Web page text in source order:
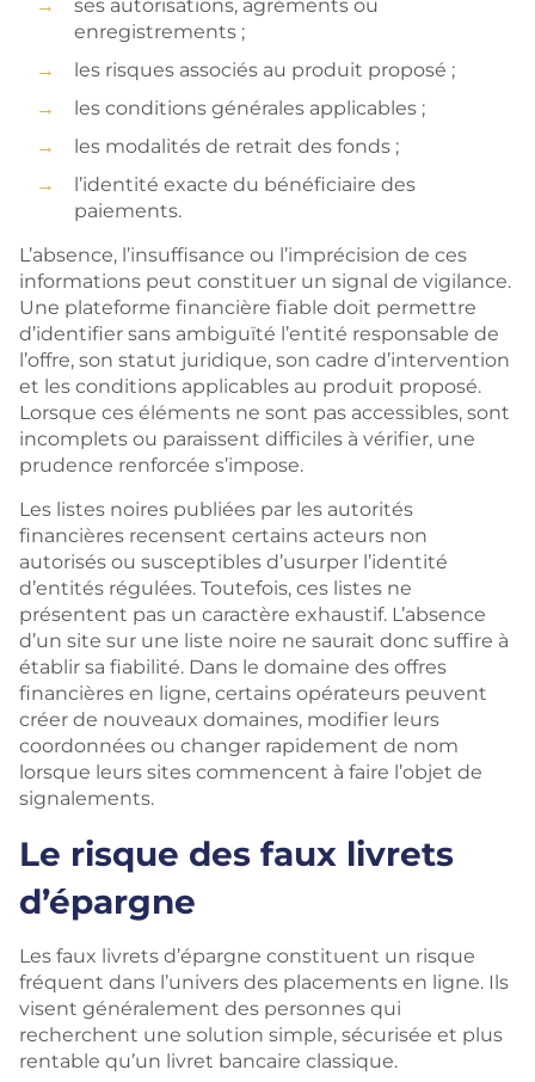
ses autorisations, agréments ou
enregistrements ;
les risques associés au produit proposé ;
les conditions générales applicables ;
les modalités de retrait des fonds ;
l’identité exacte du bénéficiaire des
paiements.
L’absence, l’insuffisance ou l’imprécision de ces
informations peut constituer un signal de vigilance.
Une plateforme financière fiable doit permettre
d’identifier sans ambiguïté l’entité responsable de
l’offre, son statut juridique, son cadre d’intervention
et les conditions applicables au produit proposé.
Lorsque ces éléments ne sont pas accessibles, sont
incomplets ou paraissent difficiles à vérifier, une
prudence renforcée s’impose.
Les listes noires publiées par les autorités
financières recensent certains acteurs non
autorisés ou susceptibles d’usurper l’identité
d’entités régulées. Toutefois, ces listes ne
présentent pas un caractère exhaustif. L’absence
d’un site sur une liste noire ne saurait donc suffire à
établir sa fiabilité. Dans le domaine des offres
financières en ligne, certains opérateurs peuvent
créer de nouveaux domaines, modifier leurs
coordonnées ou changer rapidement de nom
lorsque leurs sites commencent à faire l’objet de
signalements.
Le risque des faux livrets
d’épargne
Les faux livrets d’épargne constituent un risque
fréquent dans l’univers des placements en ligne. Ils
visent généralement des personnes qui
recherchent une solution simple, sécurisée et plus
rentable qu’un livret bancaire classique.